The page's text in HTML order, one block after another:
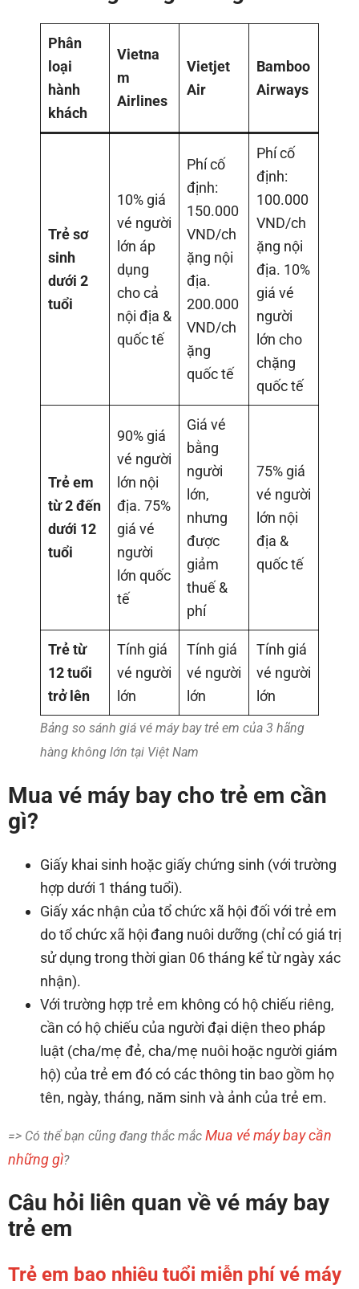
Phân
loại
hành
khách
Vietna
m
Airlines
Vietjet
Air
Bamboo
Airways
Trẻ sơ
sinh
dưới 2
tuổi
10% giá
vé người
lớn áp
dụng
cho cả
nội địa &
quốc tế
Phí cố
định:
150.000
VND/ch
ặng nội
địa.
200.000
VND/ch
ặng
quốc tế
Phí cố
định:
100.000
VND/ch
ặng nội
địa. 10%
giá vé
người
lớn cho
chặng
quốc tế
Trẻ em
từ 2 đến
dưới 12
tuổi
90% giá
vé người
lớn nội
địa. 75%
giá vé
người
lớn quốc
tế
Giá vé
bằng
người
lớn,
nhưng
được
giảm
thuế &
phí
75% giá
vé người
lớn nội
địa &
quốc tế
Trẻ từ
12 tuổi
trở lên
Tính giá
vé người
lớn
Tính giá
vé người
lớn
Tính giá
vé người
lớn
Bảng so sánh giá vé máy bay trẻ em của 3 hãng
hàng không lớn tại Việt Nam
Mua vé máy bay cho trẻ em cần
gì?
Giấy khai sinh hoặc giấy chứng sinh (với trường
hợp dưới 1 tháng tuổi).
Giấy xác nhận của tổ chức xã hội đối với trẻ em
do tổ chức xã hội đang nuôi dưỡng (chỉ có giá trị
sử dụng trong thời gian 06 tháng kể từ ngày xác
nhận).
Với trường hợp trẻ em không có hộ chiếu riêng,
cần có hộ chiếu của người đại diện theo pháp
luật (cha/mẹ đẻ, cha/mẹ nuôi hoặc người giám
hộ) của trẻ em đó có các thông tin bao gồm họ
tên, ngày, tháng, năm sinh và ảnh của trẻ em.
=> Có thể bạn cũng đang thắc mắc Mua vé máy bay cần
những gì?
Câu hỏi liên quan về vé máy bay
trẻ em
Trẻ em bao nhiêu tuổi miễn phí vé máy